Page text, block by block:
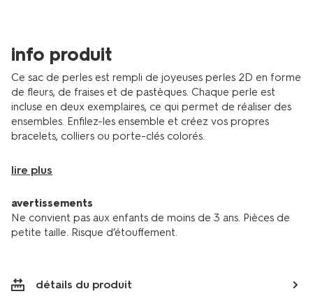
info produit
Ce sac de perles est rempli de joyeuses perles 2D en forme
de fleurs, de fraises et de pastèques. Chaque perle est
incluse en deux exemplaires, ce qui permet de réaliser des
ensembles. Enfilez-les ensemble et créez vos propres
bracelets, colliers ou porte-clés colorés.
lire plus
avertissements
Ne convient pas aux enfants de moins de 3 ans. Pièces de
petite taille. Risque d’étouffement.
détails du produit